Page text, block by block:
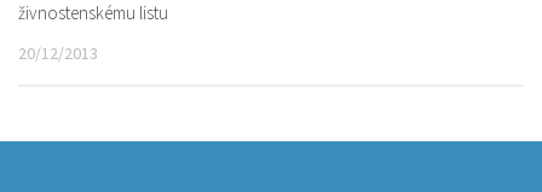
živnostenskému listu
20/12/2013